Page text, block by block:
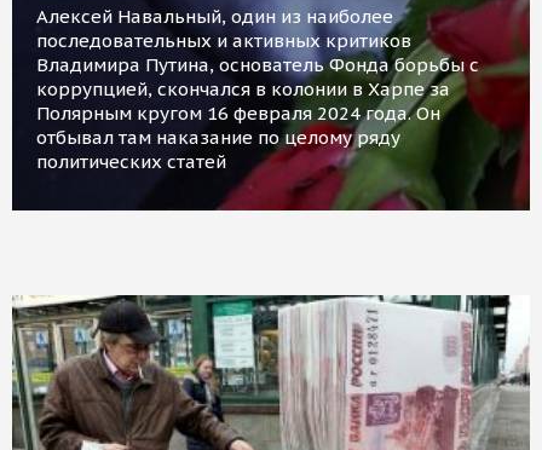
Алексей Навальный, один из наиболее
последовательных и активных критиков
Владимира Путина, основатель Фонда борьбы с
коррупцией, скончался в колонии в Харпе за
Полярным кругом 16 февраля 2024 года. Он
отбывал там наказание по целому ряду
политических статей